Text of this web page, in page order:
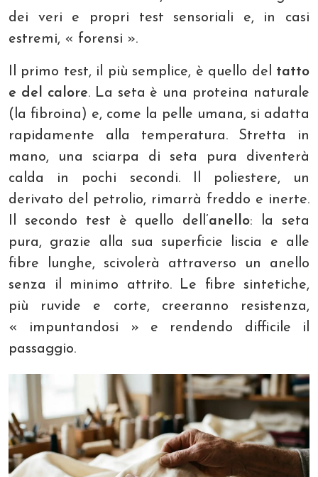
dei veri e propri test sensoriali e, in casi
estremi, « forensi ».
Il primo test, il più semplice, è quello del tatto
e del calore. La seta è una proteina naturale
(la fibroina) e, come la pelle umana, si adatta
rapidamente alla temperatura. Stretta in
mano, una sciarpa di seta pura diventerà
calda in pochi secondi. Il poliestere, un
derivato del petrolio, rimarrà freddo e inerte.
Il secondo test è quello dell’anello: la seta
pura, grazie alla sua superficie liscia e alle
fibre lunghe, scivolerà attraverso un anello
senza il minimo attrito. Le fibre sintetiche,
più ruvide e corte, creeranno resistenza,
« impuntandosi » e rendendo difficile il
passaggio.